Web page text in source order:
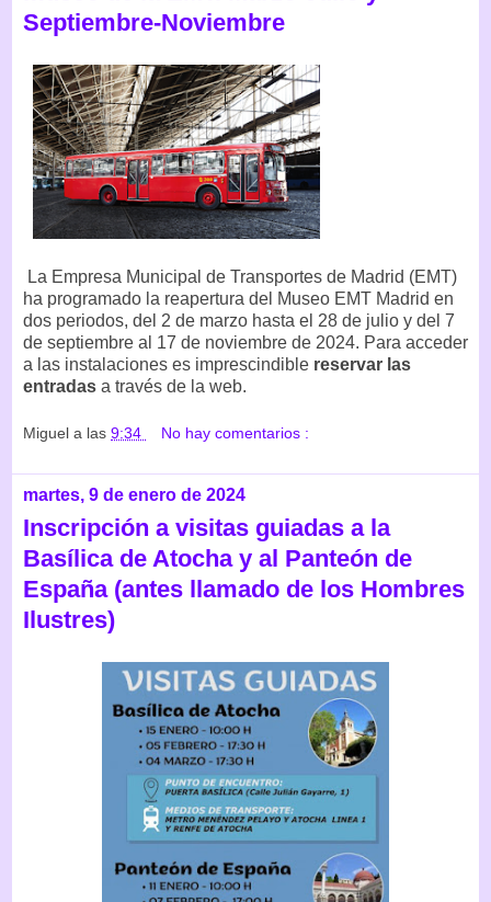
Septiembre-Noviembre
La Empresa Municipal de Transportes de Madrid (EMT)
ha programado la reapertura del Museo EMT Madrid en
dos periodos, del 2 de marzo hasta el 28 de julio y del 7
de septiembre al 17 de noviembre de 2024. Para acceder
a las instalaciones es imprescindible reservar las
entradas a través de la web.
Miguel a las 9:34 No hay comentarios :
martes, 9 de enero de 2024
Inscripción a visitas guiadas a la
Basílica de Atocha y al Panteón de
España (antes llamado de los Hombres
Ilustres)